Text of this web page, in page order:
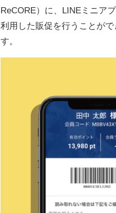
ReCORE）に、LINEミニア
利用した販促を行うことが
す。